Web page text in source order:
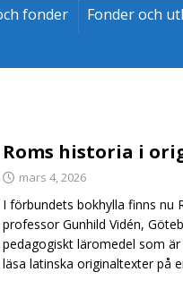
fonder Fonder och
Roms historia i
mars 4, 2026
I förbundets bokhylla finns nu
professor Gunhild Vidén,
pedagogiskt läromedel som
läsa latinska originaltexter på